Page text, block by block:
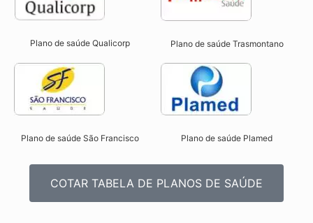
Plano de saúde Qualicorp Plano de saúde Trasmontano
Plano de saúde São Francisco Plano de saúde Plamed
COTAR TABELA DE PLANOS DE SAÚDE